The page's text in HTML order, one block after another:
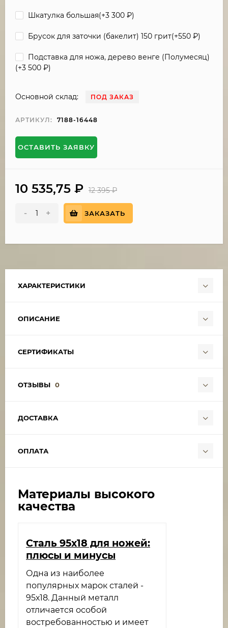
Шкатулка большая(+3 300 ₽)
Брусок для заточки (бакелит) 150 грит(+550 ₽)
Подставка для ножа, дерево венге (Полумесяц)
(+3 500 ₽)
Основной склад: ПОД ЗАКАЗ
АРТИКУЛ: 7188-16448
ОСТАВИТЬ ЗАЯВКУ
10 535,75 ₽ 12 395₽
- + ЗАКАЗАТЬ
ХАРАКТЕРИСТИКИ
ОПИСАНИЕ
СЕРТИФИКАТЫ
ОТЗЫВЫ 0
ДОСТАВКА
ОПЛАТА
Материалы высокого
качества
​Сталь 95х18 для ножей:
плюсы и минусы
Одна из наиболее
популярных марок сталей -
95х18. Данный металл
отличается особой
востребованностью и имеет